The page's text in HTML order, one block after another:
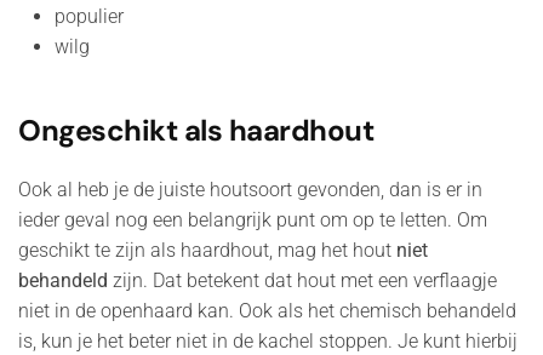
populier
wilg
Ongeschikt als haardhout
Ook al heb je de juiste houtsoort gevonden, dan is er in
ieder geval nog een belangrijk punt om op te letten. Om
geschikt te zijn als haardhout, mag het hout niet
behandeld zijn. Dat betekent dat hout met een verflaagje
niet in de openhaard kan. Ook als het chemisch behandeld
is, kun je het beter niet in de kachel stoppen. Je kunt hierbij